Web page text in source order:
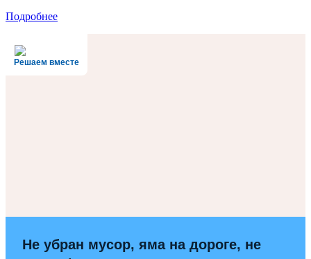
Подробнее
Решаем вместе
Не убран мусор, яма на дороге, не